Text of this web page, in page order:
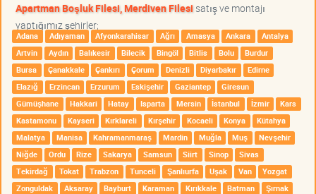
Apartman Boşluk Filesi, Merdiven Filesisatış ve montajı
yaptığımız şehirler;
Adana Adıyaman Afyonkarahisar Ağrı Amasya Ankara
Antalya
Artvin
Aydın Balıkesir Bilecik Bingöl Bitlis Bolu
Burdur
Bursa
Çanakkale Çankırı Çorum Denizli Diyarbakır
Edirne
Elazığ
Erzincan Erzurum Eskişehir Gaziantep
Giresun
Gümüşhane
Hakkari Hatay Isparta Mersin İstanbul İzmir
Kars
Kastamonu
Kayseri Kırklareli Kırşehir Kocaeli Konya
Kütahya
Malatya
Manisa Kahramanmaraş Mardin Muğla Muş
Nevşehir
Niğde
Ordu Rize Sakarya Samsun Siirt Sinop
Sivas
Tekirdağ
Tokat Trabzon Tunceli Şanlıurfa Uşak Van
Yozgat
Zonguldak
Aksaray Bayburt Karaman Kırıkkale Batman
Şırnak